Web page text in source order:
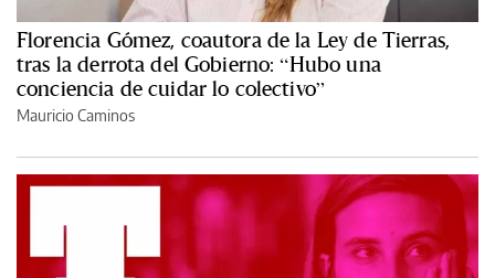
Florencia Gómez, coautora de la Ley de Tierras,
tras la derrota del Gobierno: “Hubo una
conciencia de cuidar lo colectivo”
Mauricio Caminos